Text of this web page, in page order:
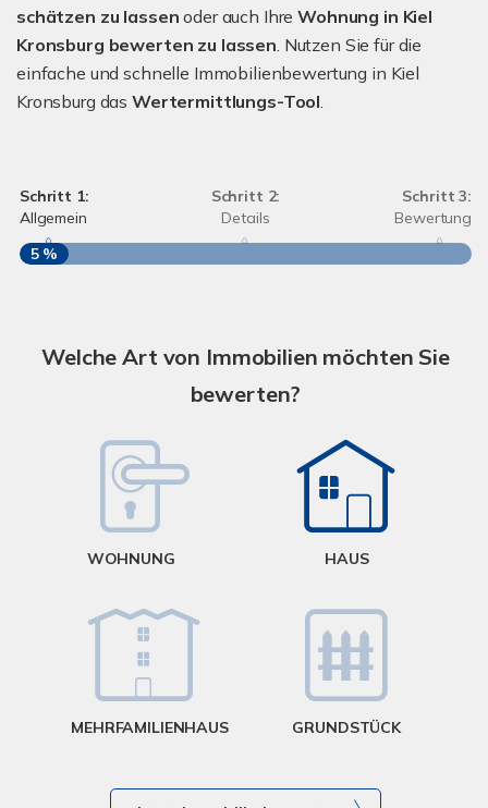
schätzen zu lassen oder auch IhreWohnung in Kiel
Kronsburg bewerten zu lassen . Nutzen Sie für die
einfache und schnelle Immobilienbewertung in Kiel
Kronsburg das Wertermittlungs-Tool
Schritt 1:
Allgemein
Schritt 2:
Details
Schritt 3:
Bewertung
5 %
Welche Art von Immobilien möchten Sie
bewerten?
WOHNUNG HAUS
MEHRFAMILIENHAUS GRUNDSTÜCK